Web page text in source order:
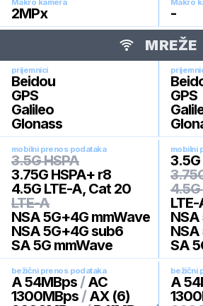
Makro kamera
2MPx
Makro
-
MREŽE
prijemnici
Beidou
GPS
Galileo
Glonass
GPS
mobilni prenos podataka
3.5G HSPA
3.75G HSPA+ r8
4.5G LTE-A, Cat 20
LTE-A
NSA 5G+4G mmWave
NSA 5G+4G sub6
SA 5G mmWave
mobilni
3.5G
LTE-
NSA
NSA
SA
bežični prenos podataka
A 54MBps / AC
1300MBps / AX (6)
bežični
A